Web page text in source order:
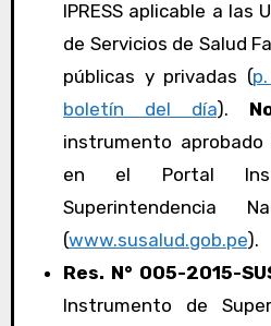
IPRESS aplicable a las
de Servicios de Salud
públicas y privadas (
boletín del día).
instrumento
en el Portal
Superintendencia
(www.susalud.gob.pe).
Res. N° 005-2015-
Instrumento de